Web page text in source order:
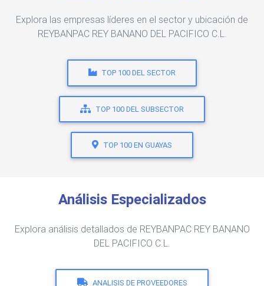
Explora las empresas líderes en el sector y ubicación de
REYBANPAC REY BANANO DEL PACIFICO C.L.
TOP 100 DEL SECTOR
TOP 100 DEL SUBSECTOR
TOP 100 EN GUAYAS
Análisis Especializados
Explora análisis detallados de REYBANPAC REY BANANO
DEL PACIFICO C.L.
ANALISIS DE PROVEEDORES